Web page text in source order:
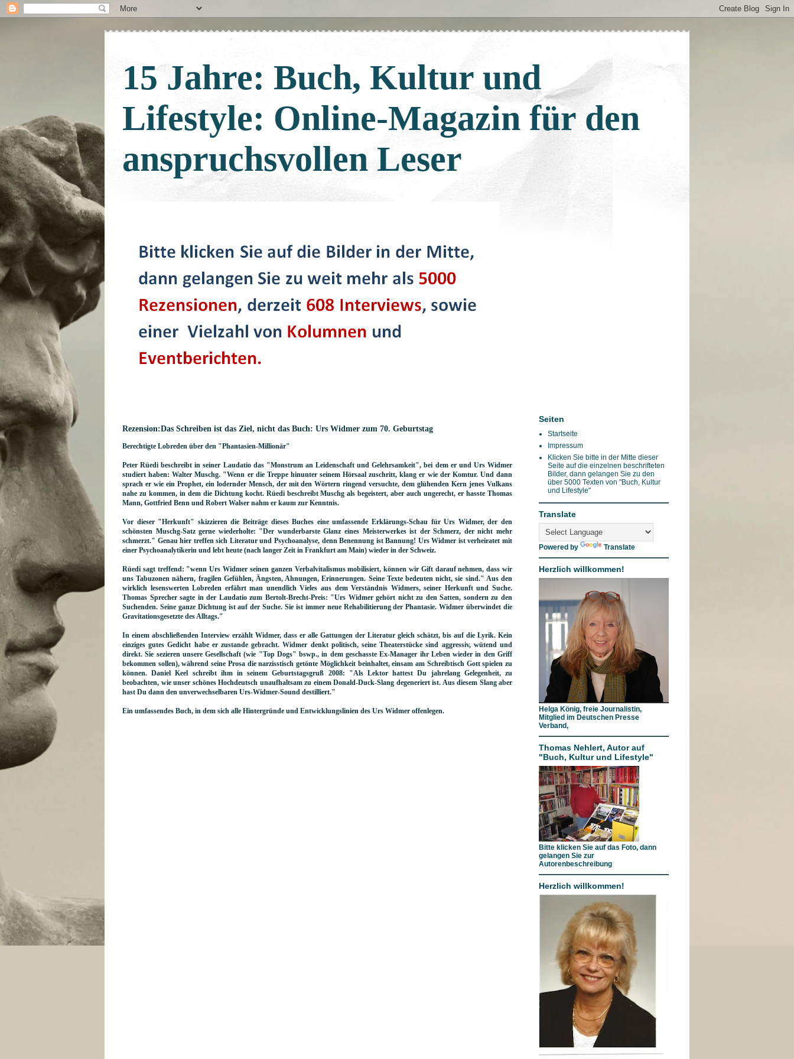
15 Jahre: Buch, Kultur und
Lifestyle: Online-Magazin für den
anspruchsvollen Leser
Rezension:Das Schreiben ist das Ziel, nicht das Buch: Urs Widmer zum 70. Geburtstag
Berechtigte Lobreden über den "Phantasien-Millionär"
Peter Rüedi beschreibt in seiner Laudatio das "Monstrum an Leidenschaft und Gelehrsamkeit", bei dem er und Urs Widmer
studiert haben: Walter Muschg. "Wenn er die Treppe hinunter seinem Hörsaal zuschritt, klang er wie der Komtur. Und dann
sprach er wie ein Prophet, ein lodernder Mensch, der mit den Wörtern ringend versuchte, dem glühenden Kern jenes Vulkans
nahe zu kommen, in dem die Dichtung kocht. Rüedi beschreibt Muschg als begeistert, aber auch ungerecht, er hasste Thomas
Mann, Gottfried Benn und Robert Walser nahm er kaum zur Kenntnis.
Vor dieser "Herkunft" skizzieren die Beiträge dieses Buches eine umfassende Erklärungs-Schau für Urs Widmer, der den
schönsten Muschg-Satz gerne wiederholte: "Der wunderbarste Glanz eines Meisterwerkes ist der Schmerz, der nicht mehr
schmerzt." Genau hier treffen sich Literatur und Psychoanalyse, denn Benennung ist Bannung! Urs Widmer ist verheiratet mit
einer Psychoanalytikerin und lebt heute (nach langer Zeit in Frankfurt am Main) wieder in der Schweiz.
Rüedi sagt treffend: "wenn Urs Widmer seinen ganzen Verbalvitalismus mobilisiert, können wir Gift darauf nehmen, dass wir
uns Tabuzonen nähern, fragilen Gefühlen, Ängsten, Ahnungen, Erinnerungen. Seine Texte bedeuten nicht, sie sind." Aus den
wirklich lesenswerten Lobreden erfährt man unendlich Vieles aus dem Verständnis Widmers, seiner Herkunft und Suche.
Thomas Sprecher sagte in der Laudatio zum Bertolt-Brecht-Preis: "Urs Widmer gehört nicht zu den Satten, sondern zu den
Suchenden. Seine ganze Dichtung ist auf der Suche. Sie ist immer neue Rehabilitierung der Phantasie. Widmer überwindet die
Gravitationsgesetzte des Alltags."
In einem abschließenden Interview erzählt Widmer, dass er alle Gattungen der Literatur gleich schätzt, bis auf die Lyrik. Kein
einziges gutes Gedicht habe er zustande gebracht. Widmer denkt politisch, seine Theaterstücke sind aggressiv, wütend und
direkt. Sie sezieren unsere Gesellschaft (wie "Top Dogs" bswp., in dem geschasste Ex-Manager ihr Leben wieder in den Griff
bekommen sollen), während seine Prosa die narzisstisch getönte Möglichkeit beinhaltet, einsam am Schreibtisch Gott spielen zu
können. Daniel Keel schreibt ihm in seinem Geburtstagsgruß 2008: "Als Lektor hattest Du jahrelang Gelegenheit, zu
beobachten, wie unser schönes Hochdeutsch unaufhaltsam zu einem Donald-Duck-Slang degeneriert ist. Aus diesem Slang aber
hast Du dann den unverwechselbaren Urs-Widmer-Sound destilliert."
Ein umfassendes Buch, in dem sich alle Hintergründe und Entwicklungslinien des Urs Widmer offenlegen.
Seiten
Startseite
Impressum
Klicken Sie bitte in der Mitte dieser
Seite auf die einzelnen beschrifteten
Bilder, dann gelangen Sie zu den
über 5000 Texten von "Buch, Kultur
und Lifestyle"
Translate
Powered by Translate
Herzlich willkommen!
Helga König, freie Journalistin,
Mitglied im Deutschen Presse
Verband,
Thomas Nehlert, Autor auf
"Buch, Kultur und Lifestyle"
Bitte klicken Sie auf das Foto, dann
gelangen Sie zur
Autorenbeschreibung
Herzlich willkommen!